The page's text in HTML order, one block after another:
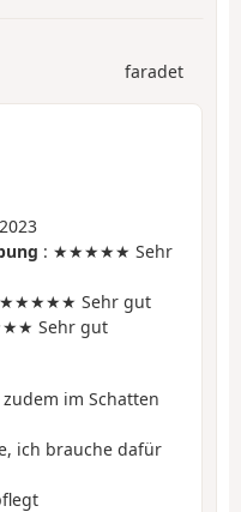
faradet
: ★★★★★ Sehr
Sehr gut
Sehr gut
im Schatten
ich brauche dafür